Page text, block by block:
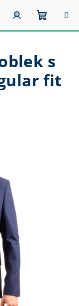
Prihlásenie
košík
s
fit